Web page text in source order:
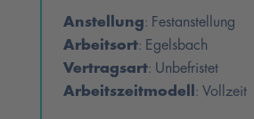
Anstellung: Festanstellung
Arbeitsort: Egelsbach
Vertragsart: Unbefristet
Arbeitszeitmodell
: Vollzeit